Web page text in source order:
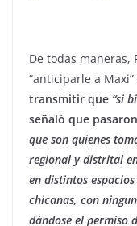
De todas maneras,
“anticiparle a Maxi”
transmitir que “si
señaló que
que son quienes
regional y distrital
en distintos
chicanas, con
dándose el permiso